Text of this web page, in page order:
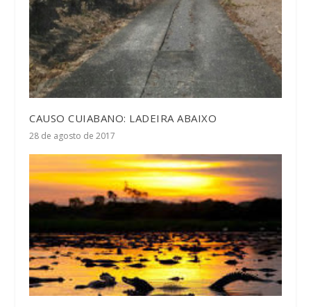
CAUSO CUIABANO: LADEIRA ABAIXO
28 de agosto de 2017